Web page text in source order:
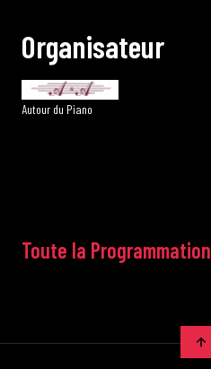
Organisateur
Autour du Piano
Toute la Programmation